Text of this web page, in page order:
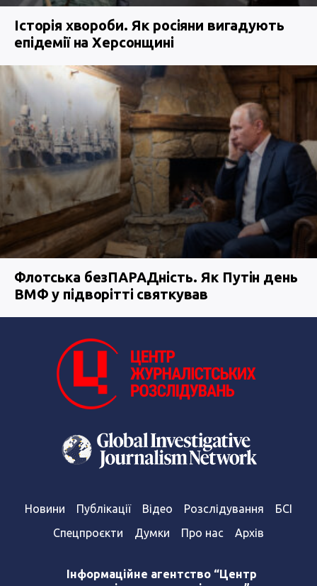
Історія хвороби. Як росіяни вигадують
епідемії на Херсонщині
Флотська безПАРАДність. Як Путін день
ВМФ у підворітті святкував
Новини Публікації Відео Розслідування
БСІ
Спецпроєкти
Думки Про нас Архів
Інформаційне агентство “Центр